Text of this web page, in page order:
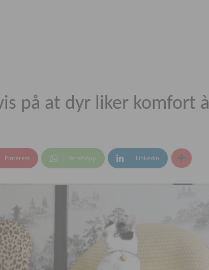
på at dyr liker komfort à
Pinterest WhatsApp Linkedin